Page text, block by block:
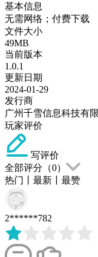
基本信息
无需网络；付费下载
文件大小
49MB
当前版本
1.0.1
更新日期
2024-01-29
发行商
广州千雪信息科技有
玩家评价
写评价
全部评分（0）
热门
最新 最赞
2******782